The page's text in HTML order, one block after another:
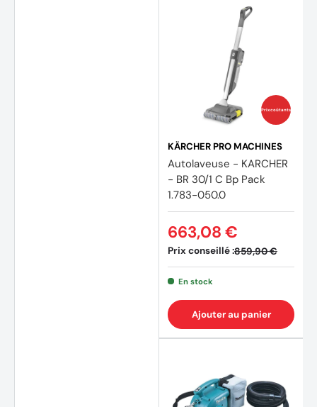
Prix coûtants
KÄRCHER PRO MACHINES
Autolaveuse - KARCHER
- BR 30/1 C Bp Pack
1.783-050.0
Prix conseillé :859,90 €
663,08 €
En stock
Ajouter au panier